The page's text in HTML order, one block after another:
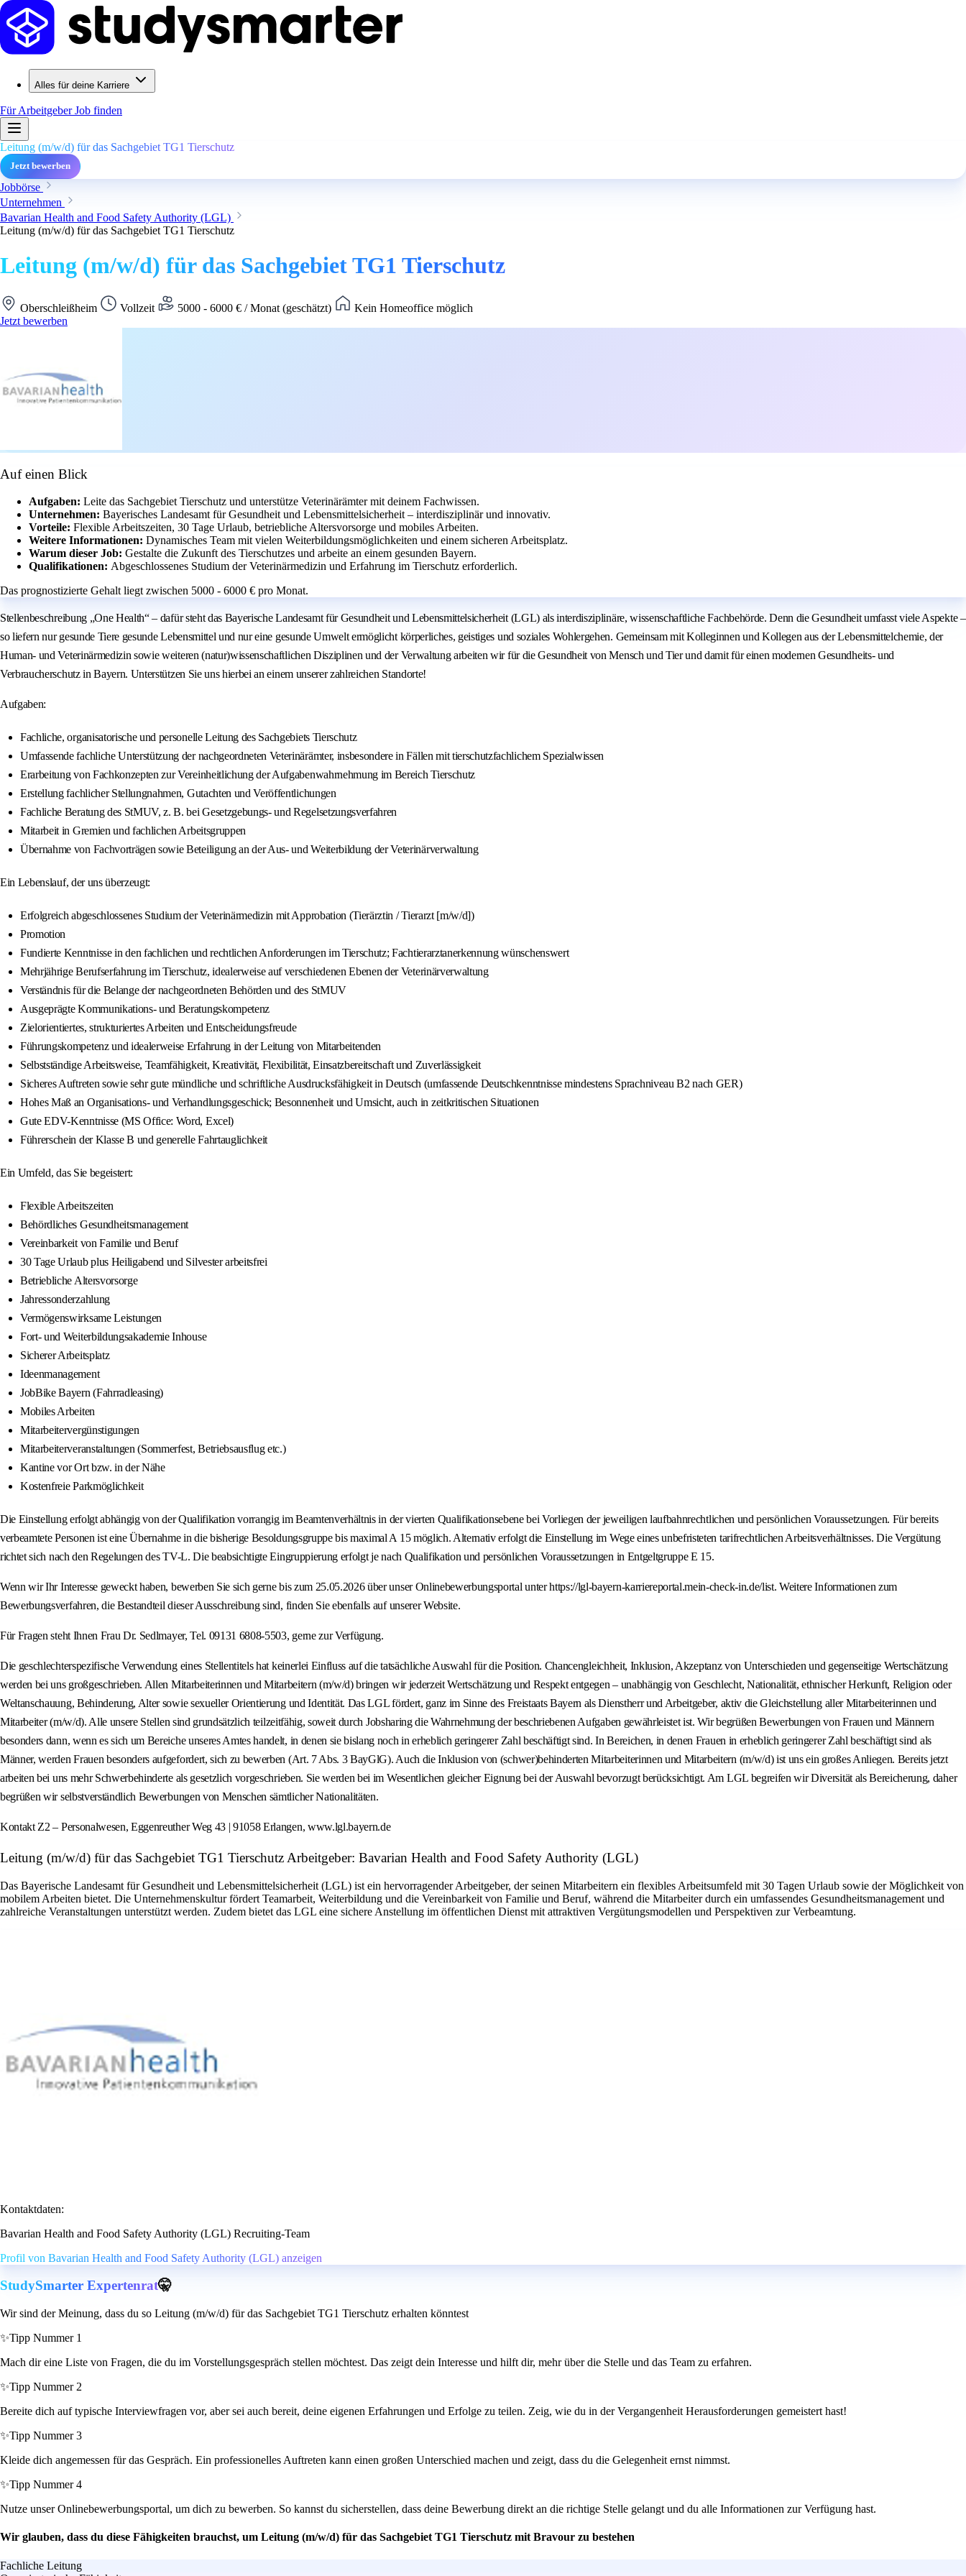
Alles für deine Karriere
Für ArbeitgeberJob finden
Leitung (m/w/d) für das Sachgebiet TG1 Tierschutz
Jetzt bewerben
Jobbörse
Unternehmen
Bavarian Health and Food Safety Authority (LGL)
Leitung (m/w/d) für das Sachgebiet TG1 Tierschutz
Leitung (m/w/d) für das Sachgebiet TG1 Tierschutz
Oberschleißheim Vollzeit 5000 - 6000 € / Monat (geschätzt)
Kein Homeoffice möglich
Jetzt bewerben
Auf einen Blick
Aufgaben: Leite das Sachgebiet Tierschutz und unterstütze Veterinärämter mit deinem Fachwissen.
Unternehmen: Bayerisches Landesamt für Gesundheit und Lebensmittelsicherheit – interdisziplinär und innovativ.
Vorteile: Flexible Arbeitszeiten, 30 Tage Urlaub, betriebliche Altersvorsorge und mobiles Arbeiten.
Weitere Informationen: Dynamisches Team mit vielen Weiterbildungsmöglichkeiten und einem sicheren Arbeitsplatz.
Warum dieser Job: Gestalte die Zukunft des Tierschutzes und arbeite an einem gesunden Bayern.
Qualifikationen: Abgeschlossenes Studium der Veterinärmedizin und Erfahrung im Tierschutz erforderlich.
Das prognostizierte Gehalt liegt zwischen 5000 - 6000 € pro Monat.
Stellenbeschreibung „One Health“ – dafür steht das Bayerische Landesamt für Gesundheit und Lebensmittelsicherheit (LGL) als interdisziplinäre, wissenschaftliche Fachbehörde. Denn die Gesundheit umfasst viele Aspekte –
so liefern nur gesunde Tiere gesunde Lebensmittel und nur eine gesunde Umwelt ermöglicht körperliches, geistiges und soziales Wohlergehen. Gemeinsam mit Kolleginnen und Kollegen aus der Lebensmittelchemie, der
Human- und Veterinärmedizin sowie weiteren (natur)wissenschaftlichen Disziplinen und der Verwaltung arbeiten wir für die Gesundheit von Mensch und Tier und damit für einen modernen Gesundheits- und
Verbraucherschutz in Bayern. Unterstützen Sie uns hierbei an einem unserer zahlreichen Standorte!
Aufgaben:
Fachliche, organisatorische und personelle Leitung des Sachgebiets Tierschutz
Umfassende fachliche Unterstützung der nachgeordneten Veterinärämter, insbesondere in Fällen mit tierschutzfachlichem Spezialwissen
Erarbeitung von Fachkonzepten zur Vereinheitlichung der Aufgabenwahrnehmung im Bereich Tierschutz
Erstellung fachlicher Stellungnahmen, Gutachten und Veröffentlichungen
Fachliche Beratung des StMUV, z. B. bei Gesetzgebungs- und Regelsetzungsverfahren
Mitarbeit in Gremien und fachlichen Arbeitsgruppen
Übernahme von Fachvorträgen sowie Beteiligung an der Aus- und Weiterbildung der Veterinärverwaltung
Ein Lebenslauf, der uns überzeugt:
Erfolgreich abgeschlossenes Studium der Veterinärmedizin mit Approbation (Tierärztin / Tierarzt [m/w/d])
Promotion
Fundierte Kenntnisse in den fachlichen und rechtlichen Anforderungen im Tierschutz; Fachtierarztanerkennung wünschenswert
Mehrjährige Berufserfahrung im Tierschutz, idealerweise auf verschiedenen Ebenen der Veterinärverwaltung
Verständnis für die Belange der nachgeordneten Behörden und des StMUV
Ausgeprägte Kommunikations- und Beratungskompetenz
Zielorientiertes, strukturiertes Arbeiten und Entscheidungsfreude
Führungskompetenz und idealerweise Erfahrung in der Leitung von Mitarbeitenden
Selbstständige Arbeitsweise, Teamfähigkeit, Kreativität, Flexibilität, Einsatzbereitschaft und Zuverlässigkeit
Sicheres Auftreten sowie sehr gute mündliche und schriftliche Ausdrucksfähigkeit in Deutsch (umfassende Deutschkenntnisse mindestens Sprachniveau B2 nach GER)
Hohes Maß an Organisations- und Verhandlungsgeschick; Besonnenheit und Umsicht, auch in zeitkritischen Situationen
Gute EDV-Kenntnisse (MS Office: Word, Excel)
Führerschein der Klasse B und generelle Fahrtauglichkeit
Ein Umfeld, das Sie begeistert:
Flexible Arbeitszeiten
Behördliches Gesundheitsmanagement
Vereinbarkeit von Familie und Beruf
30 Tage Urlaub plus Heiligabend und Silvester arbeitsfrei
Betriebliche Altersvorsorge
Jahressonderzahlung
Vermögenswirksame Leistungen
Fort- und Weiterbildungsakademie Inhouse
Sicherer Arbeitsplatz
Ideenmanagement
JobBike Bayern (Fahrradleasing)
Mobiles Arbeiten
Mitarbeitervergünstigungen
Mitarbeiterveranstaltungen (Sommerfest, Betriebsausflug etc.)
Kantine vor Ort bzw. in der Nähe
Kostenfreie Parkmöglichkeit
Die Einstellung erfolgt abhängig von der Qualifikation vorrangig im Beamtenverhältnis in der vierten Qualifikationsebene bei Vorliegen der jeweiligen laufbahnrechtlichen und persönlichen Voraussetzungen. Für bereits
verbeamtete Personen ist eine Übernahme in die bisherige Besoldungsgruppe bis maximal A 15 möglich. Alternativ erfolgt die Einstellung im Wege eines unbefristeten tarifrechtlichen Arbeitsverhältnisses. Die Vergütung
richtet sich nach den Regelungen des TV-L. Die beabsichtigte Eingruppierung erfolgt je nach Qualifikation und persönlichen Voraussetzungen in Entgeltgruppe E 15.
Wenn wir Ihr Interesse geweckt haben, bewerben Sie sich gerne bis zum 25.05.2026 über unser Onlinebewerbungsportal unter https://lgl-bayern-karriereportal.mein-check-in.de/list. Weitere Informationen zum
Bewerbungsverfahren, die Bestandteil dieser Ausschreibung sind, finden Sie ebenfalls auf unserer Website.
Für Fragen steht Ihnen Frau Dr. Sedlmayer, Tel. 09131 6808-5503, gerne zur Verfügung.
Die geschlechterspezifische Verwendung eines Stellentitels hat keinerlei Einfluss auf die tatsächliche Auswahl für die Position. Chancengleichheit, Inklusion, Akzeptanz von Unterschieden und gegenseitige Wertschätzung
werden bei uns großgeschrieben. Allen Mitarbeiterinnen und Mitarbeitern (m/w/d) bringen wir jederzeit Wertschätzung und Respekt entgegen – unabhängig von Geschlecht, Nationalität, ethnischer Herkunft, Religion oder
Weltanschauung, Behinderung, Alter sowie sexueller Orientierung und Identität. Das LGL fördert, ganz im Sinne des Freistaats Bayern als Dienstherr und Arbeitgeber, aktiv die Gleichstellung aller Mitarbeiterinnen und
Mitarbeiter (m/w/d). Alle unsere Stellen sind grundsätzlich teilzeitfähig, soweit durch Jobsharing die Wahrnehmung der beschriebenen Aufgaben gewährleistet ist. Wir begrüßen Bewerbungen von Frauen und Männern
besonders dann, wenn es sich um Bereiche unseres Amtes handelt, in denen sie bislang noch in erheblich geringerer Zahl beschäftigt sind. In Bereichen, in denen Frauen in erheblich geringerer Zahl beschäftigt sind als
Männer, werden Frauen besonders aufgefordert, sich zu bewerben (Art. 7 Abs. 3 BayGlG). Auch die Inklusion von (schwer)behinderten Mitarbeiterinnen und Mitarbeitern (m/w/d) ist uns ein großes Anliegen. Bereits jetzt
arbeiten bei uns mehr Schwerbehinderte als gesetzlich vorgeschrieben. Sie werden bei im Wesentlichen gleicher Eignung bei der Auswahl bevorzugt berücksichtigt. Am LGL begreifen wir Diversität als Bereicherung, daher
begrüßen wir selbstverständlich Bewerbungen von Menschen sämtlicher Nationalitäten.
Kontakt Z2 – Personalwesen, Eggenreuther Weg 43 | 91058 Erlangen, www.lgl.bayern.de
Leitung (m/w/d) für das Sachgebiet TG1 Tierschutz Arbeitgeber: Bavarian Health and Food Safety Authority (LGL)
Das Bayerische Landesamt für Gesundheit und Lebensmittelsicherheit (LGL) ist ein hervorragender Arbeitgeber, der seinen Mitarbeitern ein flexibles Arbeitsumfeld mit 30 Tagen Urlaub sowie der Möglichkeit von
mobilem Arbeiten bietet. Die Unternehmenskultur fördert Teamarbeit, Weiterbildung und die Vereinbarkeit von Familie und Beruf, während die Mitarbeiter durch ein umfassendes Gesundheitsmanagement und
zahlreiche Veranstaltungen unterstützt werden. Zudem bietet das LGL eine sichere Anstellung im öffentlichen Dienst mit attraktiven Vergütungsmodellen und Perspektiven zur Verbeamtung.
Kontaktdaten:
Bavarian Health and Food Safety Authority (LGL) Recruiting-Team
Profil von Bavarian Health and Food Safety Authority (LGL) anzeigen
StudySmarter Expertenrat🤫
Wir sind der Meinung, dass du so Leitung (m/w/d) für das Sachgebiet TG1 Tierschutz erhalten könntest
✨Tipp Nummer 1
Mach dir eine Liste von Fragen, die du im Vorstellungsgespräch stellen möchtest. Das zeigt dein Interesse und hilft dir, mehr über die Stelle und das Team zu erfahren.
✨Tipp Nummer 2
Bereite dich auf typische Interviewfragen vor, aber sei auch bereit, deine eigenen Erfahrungen und Erfolge zu teilen. Zeig, wie du in der Vergangenheit Herausforderungen gemeistert hast!
✨Tipp Nummer 3
Kleide dich angemessen für das Gespräch. Ein professionelles Auftreten kann einen großen Unterschied machen und zeigt, dass du die Gelegenheit ernst nimmst.
✨Tipp Nummer 4
Nutze unser Onlinebewerbungsportal, um dich zu bewerben. So kannst du sicherstellen, dass deine Bewerbung direkt an die richtige Stelle gelangt und du alle Informationen zur Verfügung hast.
Wir glauben, dass du diese Fähigkeiten brauchst, um Leitung (m/w/d) für das Sachgebiet TG1 Tierschutz mit Bravour zu bestehen
Fachliche Leitung